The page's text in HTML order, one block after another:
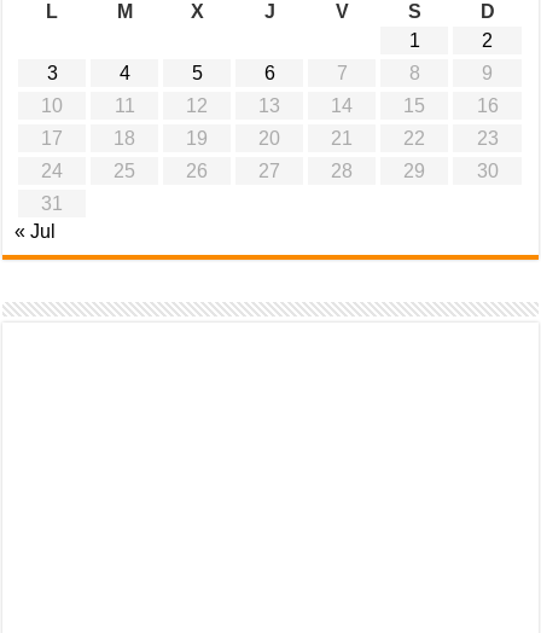
L
M X J V S
D
1
2
3
4 5 6 7 8
9
10
11 12 13 14 15
16
17
18 19 20 21 22
23
24
25 26 27 28 29
30
31
« Jul